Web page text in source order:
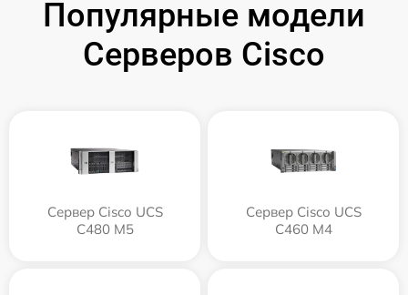
Популярные модели
Серверов Cisco
Сервер Cisco UCS
C480 M5
Сервер Cisco UCS
C460 M4